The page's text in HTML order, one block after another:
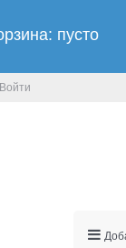
пусто
Войти